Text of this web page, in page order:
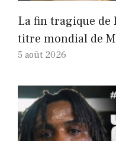
La fin tragique
titre mondial de
5 août 2026